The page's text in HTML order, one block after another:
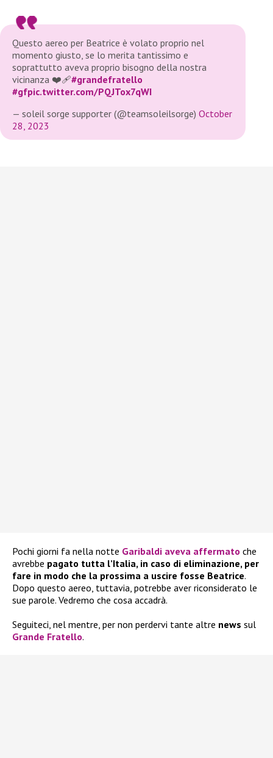
Questo aereo per Beatrice è volato proprio nel
momento giusto, se lo merita tantissimo e
soprattutto aveva proprio bisogno della nostra
vicinanza ❤️‍🩹#grandefratello
#gfpic.twitter.com/PQJTox7qWI
— soleil sorge supporter (@teamsoleilsorge) October
28, 2023
Pochi giorni fa nella notte Garibaldi aveva affermato che
avrebbe pagato tutta l’Italia, in caso di eliminazione, per
fare in modo che la prossima a uscire fosse Beatrice.
Dopo questo aereo, tuttavia, potrebbe aver riconsiderato le
sue parole. Vedremo che cosa accadrà.
Seguiteci, nel mentre, per non perdervi tante altre news sul
Grande Fratello.